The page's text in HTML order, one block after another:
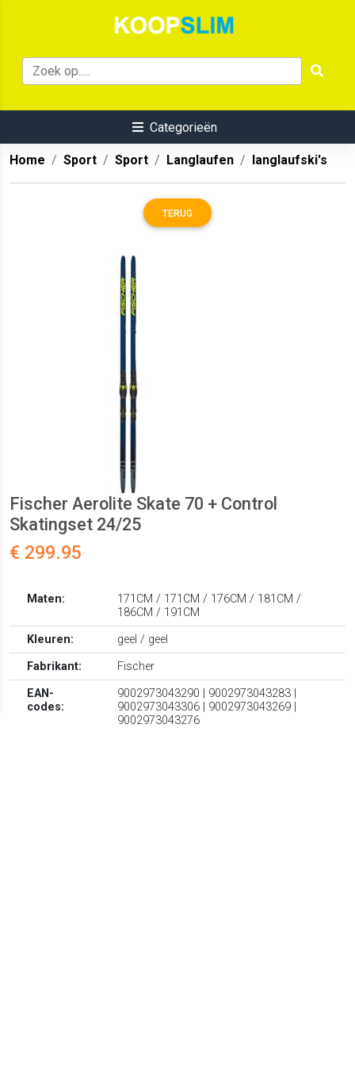
Categorieën
Home Sport Sport Langlaufen langlaufski's
TERUG
Fischer Aerolite Skate 70 + Control
Skatingset 24/25
€ 299.95
Maten:
171CM / 171CM / 176CM / 181CM /
186CM / 191CM
Kleuren:
geel / geel
Fabrikant:
Fischer
EAN-
codes:
9002973043290 | 9002973043283 |
9002973043306 | 9002973043269 |
9002973043276